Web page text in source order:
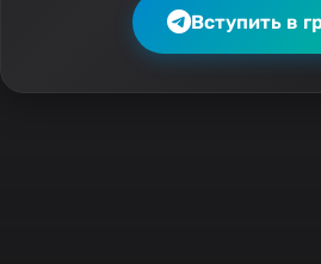
Вступить в